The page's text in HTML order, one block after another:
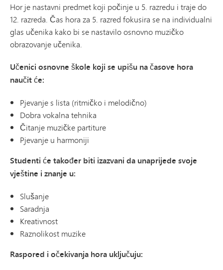
Hor je nastavni predmet koji počinje u 5. razredu i traje do
12. razreda. Čas hora za 5. razred fokusira se na individualni
glas učenika kako bi se nastavilo osnovno muzičko
obrazovanje učenika.
Učenici osnovne škole koji se upišu na časove hora
naučit će:
Pjevanje s lista (ritmičko i melodično)
Dobra vokalna tehnika
Čitanje muzičke partiture
Pjevanje u harmoniji
Studenti će također biti izazvani da unaprijede svoje
vještine i znanje u:
Slušanje
Saradnja
Kreativnost
Raznolikost muzike
Raspored i očekivanja hora uključuju: